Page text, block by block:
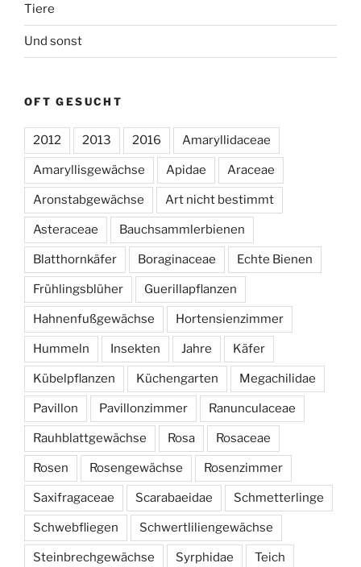
Tiere
Und sonst
OFT GESUCHT
2012 2013 2016 Amaryllidaceae
Amaryllisgewächse Apidae Araceae
Aronstabgewächse Art nicht bestimmt
Asteraceae Bauchsammlerbienen
Blatthornkäfer Boraginaceae Echte Bienen
Frühlingsblüher Guerillapflanzen
Hahnenfußgewächse Hortensienzimmer
Hummeln Insekten Jahre Käfer
Kübelpflanzen Küchengarten Megachilidae
Pavillon Pavillonzimmer Ranunculaceae
Rauhblattgewächse Rosa Rosaceae
Rosen Rosengewächse Rosenzimmer
Saxifragaceae Scarabaeidae Schmetterlinge
Schwebfliegen Schwertliliengewächse
Steinbrechgewächse Syrphidae Teich